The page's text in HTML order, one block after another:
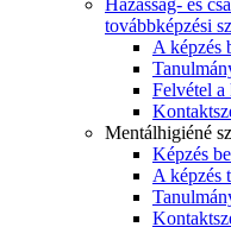
Házasság- és
továbbképzési
A képzés
Felvétel a
Mentálhigiéné
Képzés
A képzés